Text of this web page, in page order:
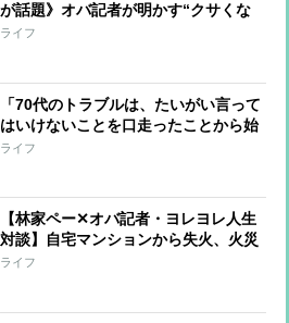
が話題》オバ記者が明かす“クサくな
いメシ”を作る管理栄養士の話、そし
ライフ
「70代のトラブルは、たいがい言って
はいけないことを口走ったことから始
まっている」オバ記者（69）は“老年
ライフ
【林家ペー✕オバ記者・ヨレヨレ人生
対談】自宅マンションから失火、火災
保険に入っておらず周辺住宅への補償
ライフ